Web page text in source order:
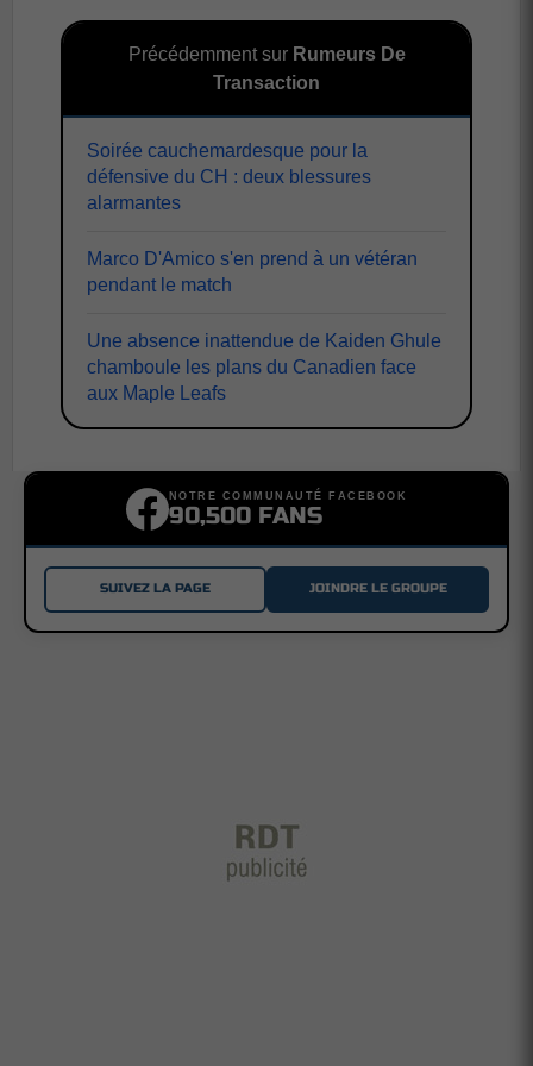
Précédemment sur Rumeurs De
Transaction
Soirée cauchemardesque pour la
défensive du CH : deux blessures
alarmantes
Marco D'Amico s'en prend à un vétéran
pendant le match
Une absence inattendue de Kaiden Ghule
chamboule les plans du Canadien face
aux Maple Leafs
NOTRE COMMUNAUTÉ FACEBOOK
90,500 FANS
SUIVEZ LA PAGE JOINDRE LE GROUPE